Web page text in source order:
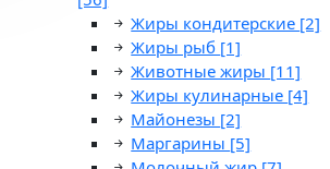
Жиры кондитерские [2]
Жиры рыб [1]
Животные жиры [11]
Жиры кулинарные [4]
Майонезы [2]
Маргарины [5]